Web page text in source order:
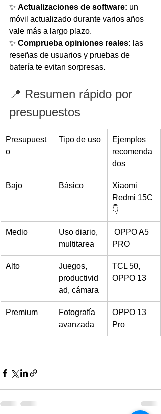
✨ Actualizaciones de software: un
móvil actualizado durante varios años
vale más a largo plazo.
✨ Comprueba opiniones reales: las
reseñas de usuarios y pruebas de
batería te evitan sorpresas.
📍 Resumen rápido por
presupuestos
Presupuest
o
Tipo de uso
Ejemplos
recomenda
dos
Bajo Básico
Xiaomi
Redmi 15C
👇
Medio
Uso diario,
multitarea
PRO
Alto
Juegos,
productivid
ad, cámara
TCL 50,
OPPO 13
Premium
Fotografía
avanzada
OPPO 13
Pro